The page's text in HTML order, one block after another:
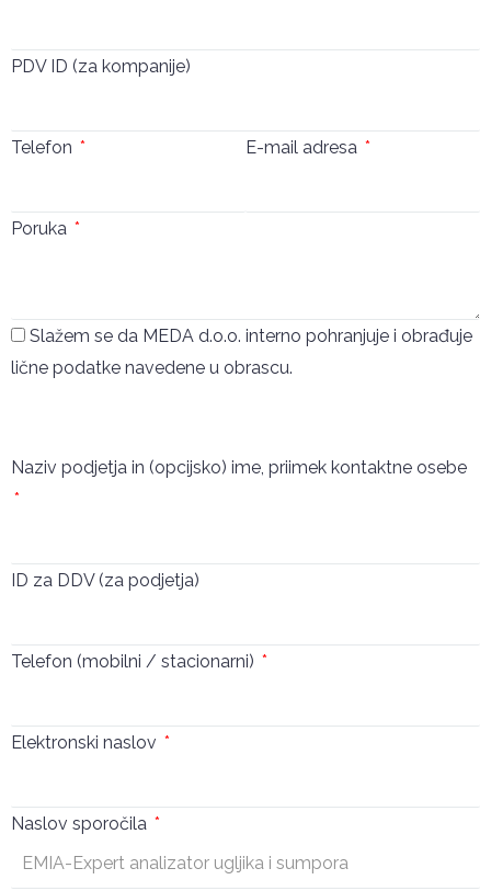
PDV ID (za kompanije)
Telefon E-mail adresa
Poruka
Slažem se da MEDA d.o.o. interno pohranjuje i obrađuje
lične podatke navedene u obrascu.
Naziv podjetja in (opcijsko) ime, priimek kontaktne osebe
ID za DDV (za podjetja)
Telefon (mobilni / stacionarni)
Elektronski naslov
Naslov sporočila